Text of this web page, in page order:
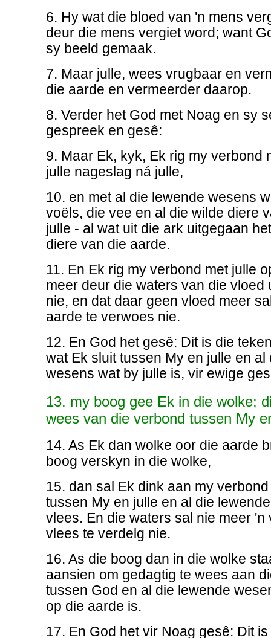
6. Hy wat die bloed van 'n mens
deur die mens vergiet word; want
sy beeld gemaak.
7. Maar julle, wees vrugbaar en
die aarde en vermeerder daarop.
8. Verder het God met Noag en sy
gespreek en gesê:
9. Maar Ek, kyk, Ek rig my verbond
julle nageslag ná julle,
10. en met al die lewende wesens
voëls, die vee en al die wilde diere
julle - al wat uit die ark uitgegaan
diere van die aarde.
11. En Ek rig my verbond met julle
meer deur die waters van die vloed
nie, en dat daar geen vloed meer
aarde te verwoes nie.
12. En God het gesê: Dit is die
wat Ek sluit tussen My en julle en al
wesens wat by julle is, vir ewige
13. my boog gee Ek in die wolke;
wees van die verbond tussen My
14. As Ek dan wolke oor die aarde
boog verskyn in die wolke,
15. dan sal Ek dink aan my
tussen My en julle en al die
vlees. En die waters sal nie meer 'n
vlees te verdelg nie.
16. As die boog dan in die wolke
aansien om gedagtig te wees aan
tussen God en al die lewende
op die aarde is.
17. En God het vir Noag gesê: Dit